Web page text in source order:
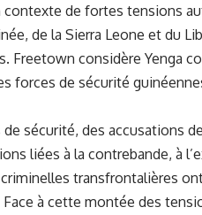
de fortes tensions
de la Sierra Leone et du
Freetown considère Yenga
forces de sécurité
sécurité, des accusations
liées à la contrebande, à
transfrontalières
à cette montée des